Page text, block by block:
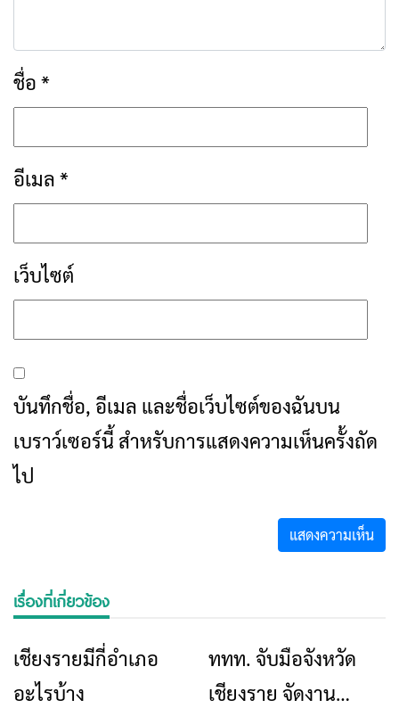
ชื่อ *
อีเมล *
เว็บไซต์
บันทึกชื่อ, อีเมล และชื่อเว็บไซต์ของฉันบน
เบราว์เซอร์นี้ สำหรับการแสดงความเห็นครั้งถัด
ไป
เรื่องที่เกี่ยวข้อง
ข่าวเชียงราย
เชียงรายมีกี่อําเภอ
อะไรบ้าง
ข่าวเชียงราย ท่องเที่ยว
ททท. จับมือจังหวัด
เชียงราย จัดงาน